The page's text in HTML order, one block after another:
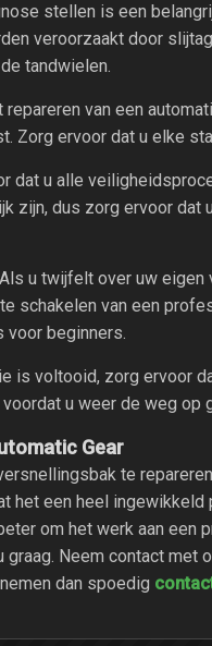
stellen is een
veroorzaakt door
tandwielen.
repareren van een
Zorg ervoor dat u elke
dat u alle
zijn, dus zorg ervoor dat
Als u twijfelt over uw eigen
schakelen van een
beginners.
is voltooid, zorg ervoor
u weer de weg op
Gear
te
het een heel
om het werk aan een
Neem contact met
dan spoedig